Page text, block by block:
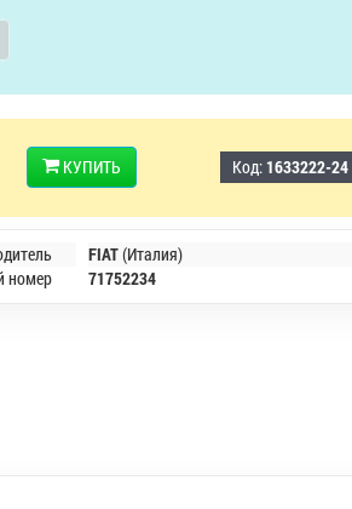
КУПИТЬ Код: 1633222-24
FIAT(Италия)
номер
71752234